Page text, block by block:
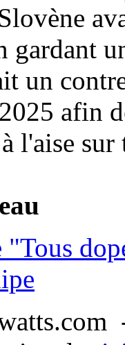
gardant
un
afin
l'aise